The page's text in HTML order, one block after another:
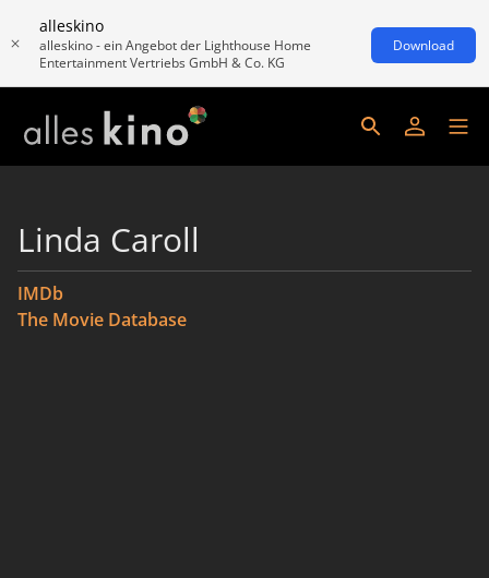
alleskino
alleskino - ein Angebot der Lighthouse Home
Entertainment Vertriebs GmbH & Co. KG
Download
Linda Caroll
IMDb
The Movie Database